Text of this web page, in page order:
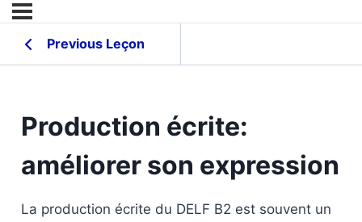
Previous Leçon
Production écrite:
améliorer son expression
La production écrite du DELF B2 est souvent un